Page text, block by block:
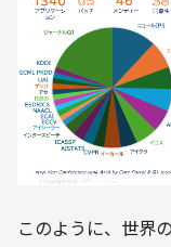
このように、世界